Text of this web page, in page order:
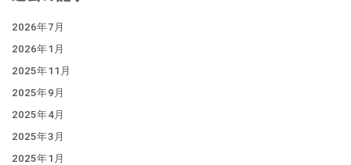
2026年7月
2026年1月
2025年11月
2025年9月
2025年4月
2025年3月
2025年1月